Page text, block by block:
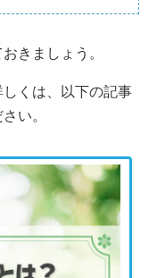
きましょう。
くは、以下の記事
い。